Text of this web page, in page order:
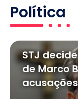
Política
STJ
de Marco